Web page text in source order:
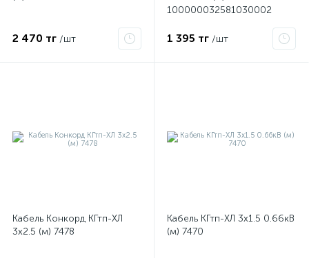
2 470 тг /шт
100000032581030002
1 395 тг /шт
Кабель Конкорд КГтп-ХЛ
3х2.5 (м) 7478
Кабель КГтп-ХЛ 3х1.5 0.66кВ
(м) 7470